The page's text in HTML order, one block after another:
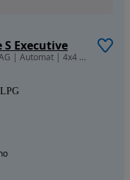
Executive
1987 cm3 • 151 KM • 2.0 Benzyna + LPG STAG | Automat | 4x4 | Skóra | Xenon | Kamera | Bezw